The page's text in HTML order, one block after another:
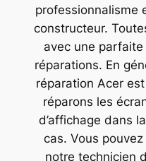
professionnalisme
constructeur.
avec une
réparations. En
réparation Acer
réparons les
d’affichage dans
cas. Vous
notre technicien